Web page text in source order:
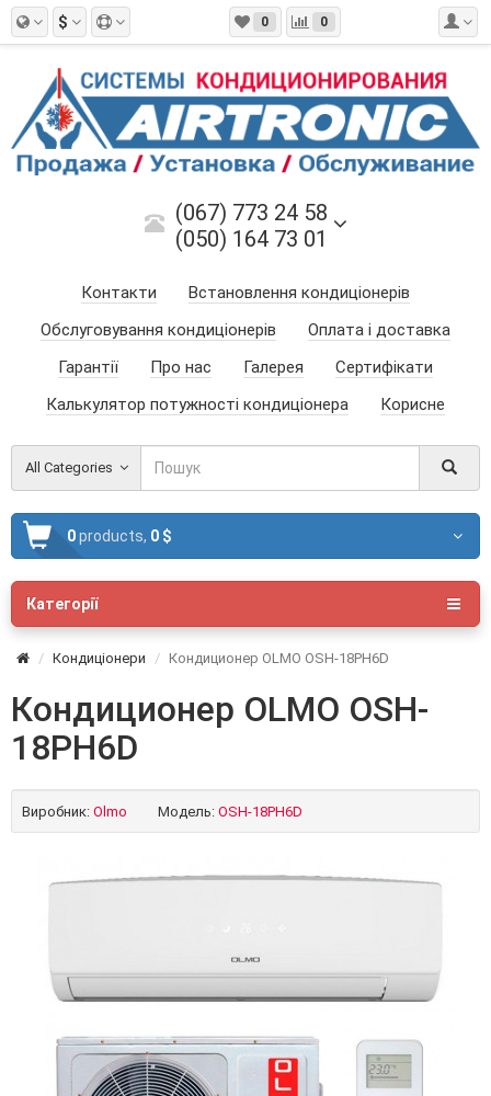
$ 0 0
(067) 773 24 58
(050) 164 73 01
Контакти
Встановлення кондиціонерів
Обслуговування кондиціонерів
Оплата і доставка
Гарантії
Про нас Галерея
Сертифікати
Калькулятор потужності кондиціонера
Корисне
All Categories
0products, 0 $
Категорії
Кондиціонери Кондиционер OLMO OSH-18PH6D
Кондиционер OLMO OSH-
18PH6D
Виробник: Olmo Модель: OSH-18PH6D